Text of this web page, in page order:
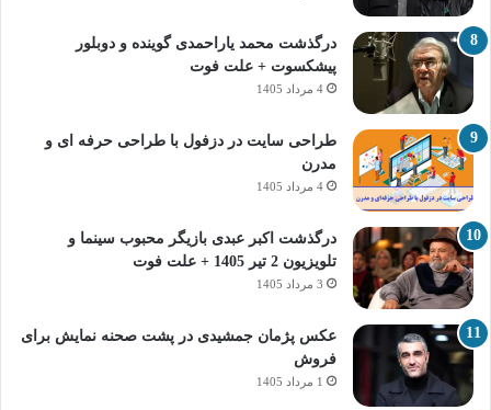
درگذشت محمد یاراحمدی گوینده و دوبلور
پیشکسوت + علت فوت
4 مرداد 1405
طراحی سایت در دزفول با طراحی حرفه‌ ای و
مدرن
4 مرداد 1405
درگذشت اکبر عبدی بازیگر محبوب سینما و
تلویزیون 2 تیر 1405 + علت فوت
3 مرداد 1405
عکس پژمان جمشیدی در پشت صحنه نمایش برای
فروش
1 مرداد 1405